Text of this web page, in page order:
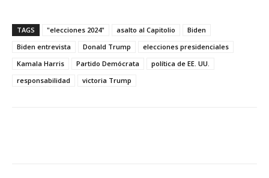
TAGS "elecciones 2024" asalto al Capitolio
Biden
Biden entrevista
Donald Trump
elecciones presidenciales
Kamala Harris
Partido Demócrata
política de EE. UU.
responsabilidad
victoria Trump